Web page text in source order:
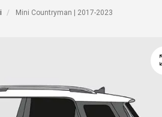
Mini Countryman | 2017-2023